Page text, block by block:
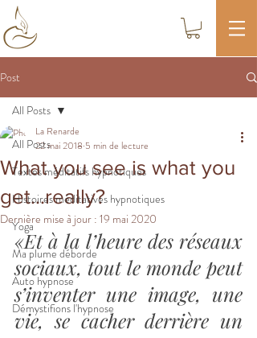
Post
All Posts
Textes méditatifs hypnotiques
Histoires méditatives hypnotiques
Yoga
Ma plume déborde
Auto hypnose
Démystifions l'hypnose
All Posts
What you see is what you
get...really?
La Renarde
22 mai 2018 5 min de lecture
Dernière mise à jour : 19 mai 2020
«Et à la l’heure des réseaux
sociaux, tout le monde peut
s’inventer une image, une
vie, se cacher derrière un